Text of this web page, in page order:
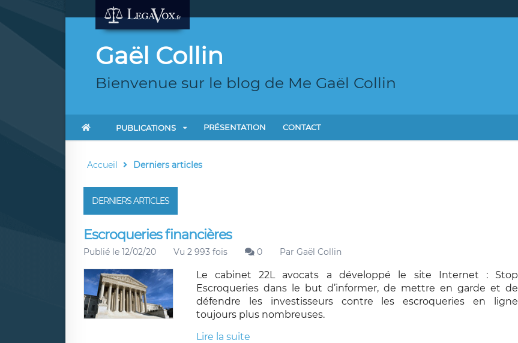
Gaël Collin
Bienvenue sur le blog de Me Gaël Collin
PUBLICATIONS PRÉSENTATION CONTACT
Accueil Derniers articles
DERNIERS ARTICLES
Escroqueries financières
Publié le 12/02/20 Vu 2 993 fois 0 Par Gaël Collin
Le cabinet 22L avocats a développé le site Internet : Stop
Escroqueries dans le but d’informer, de mettre en garde et de
défendre les investisseurs contre les escroqueries en ligne
toujours plus nombreuses.
Lire la suite